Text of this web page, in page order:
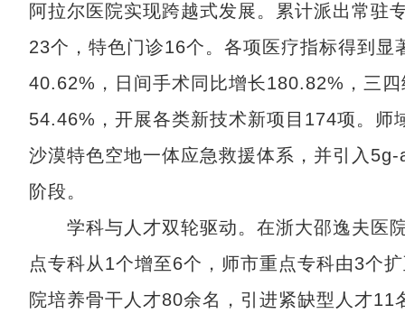
阿拉尔医院实现跨越式发展。累计派出常驻
23个，特色门诊16个。各项医疗指标得到
40.62%，日间手术同比增长180.82%，三
54.46%，开展各类新技术新项目174项。
沙漠特色空地一体应急救援体系，并引入
阶段。
学科与人才双轮驱动。在浙大邵逸夫医
点专科从1个增至6个，师市重点专科由3个
院培养骨干人才80余名，引进紧缺型人才